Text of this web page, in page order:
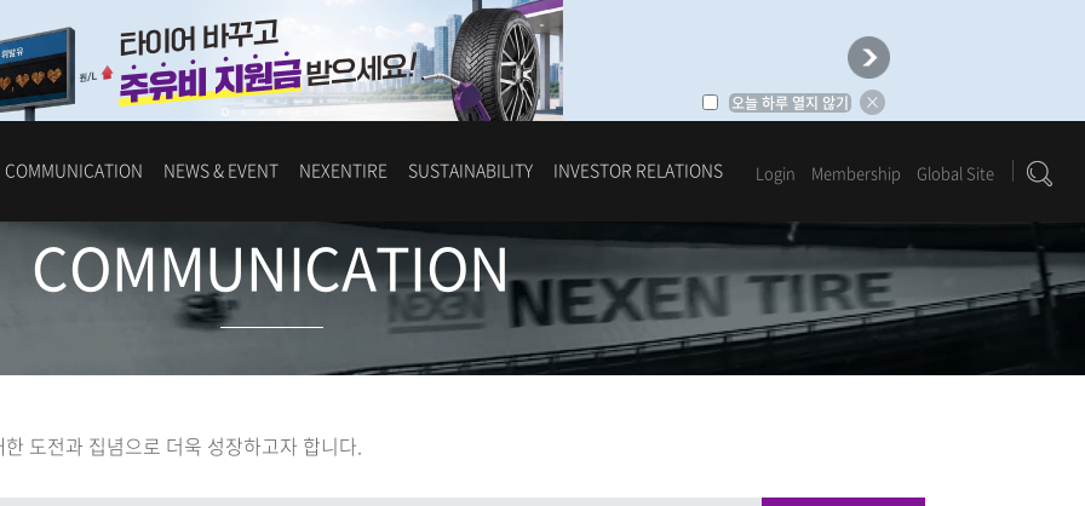
6
오늘 하루 열지 않기
COMMUNICATION NEWS & EVENT NEXENTIRE SUSTAINABILITY INVESTOR RELATIONS Login Membership Global Site
COMMUNICATION
도전과 집념으로 더욱 성장하고자 합니다.